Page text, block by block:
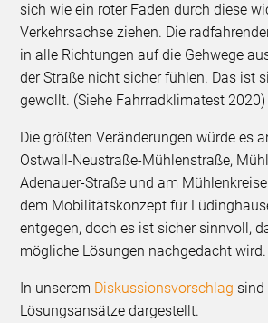
sich wie ein roter Faden durch diese
Verkehrsachse ziehen. Die
in alle Richtungen auf die Gehwege
der Straße nicht sicher fühlen. Das ist
gewollt. (Siehe Fahrradklimatest 2020)
Die größten Veränderungen würde es
Ostwall-Neustraße-Mühlenstraße,
Adenauer-Straße und am
dem Mobilitätskonzept für
entgegen, doch es ist sicher sinnvoll,
mögliche Lösungen nachgedacht wird.
In unserem Diskussionsvorschlag sind
Lösungsansätze dargestellt.